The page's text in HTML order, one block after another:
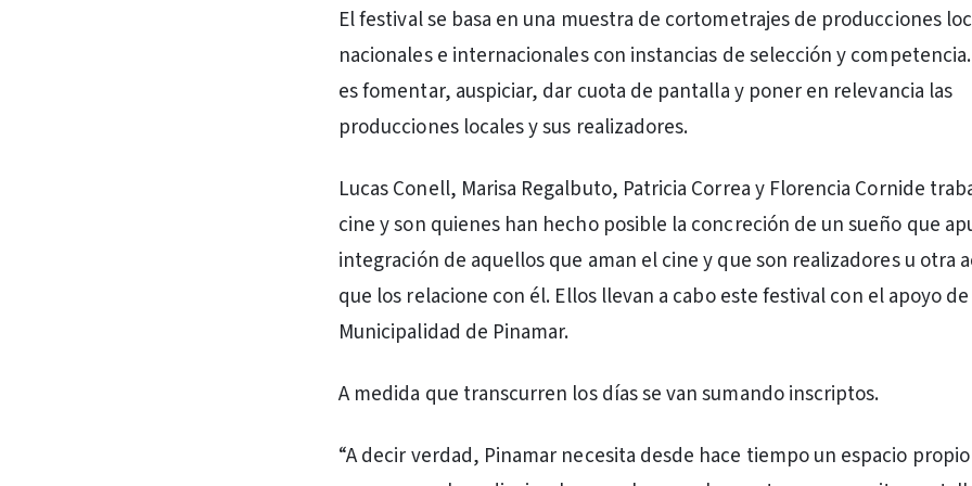
El festival se basa en una muestra de cortometrajes de producciones
nacionales e internacionales con instancias de selección y
es fomentar, auspiciar, dar cuota de pantalla y poner en relevancia las
producciones locales y sus realizadores.
Lucas Conell, Marisa Regalbuto, Patricia Correa y Florencia Cornide
cine y son quienes han hecho posible la concreción de un sueño que
integración de aquellos que aman el cine y que son realizadores u otra
que los relacione con él. Ellos llevan a cabo este festival con el apoyo
Municipalidad de Pinamar.
A medida que transcurren los días se van sumando inscriptos.
“A decir verdad, Pinamar necesita desde hace tiempo un espacio